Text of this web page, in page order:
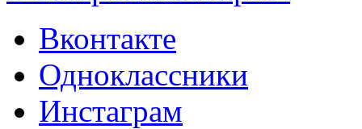
Вконтакте
Одноклассники
Инстаграм